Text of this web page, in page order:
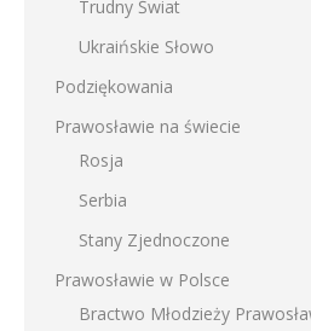
Trudny Świat
Ukraińskie Słowo
Podziękowania
Prawosławie na świecie
Rosja
Serbia
Stany Zjednoczone
Prawosławie w Polsce
Bractwo Młodzieży